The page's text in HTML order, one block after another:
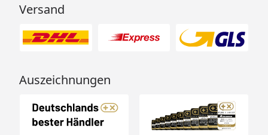
Versand
Auszeichnungen